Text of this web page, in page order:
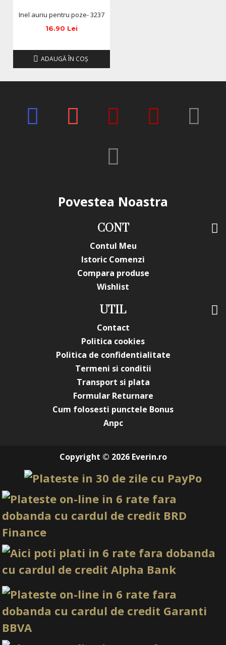
Inel auriu pentru poze- 3237
16.90 Lei
ADAUGĂ ÎN COŞ
Povestea Noastra
CONT
Contul Meu
Istoric Comenzi
Compara produse
Wishlist
UTIL
Contact
Politica cookies
Politica de confidentialitate
Termeni si conditii
Transport si plata
Formular Returnare
Cum folosesti punctele Bonus
Anpc
Copyright © 2026 Everin.ro